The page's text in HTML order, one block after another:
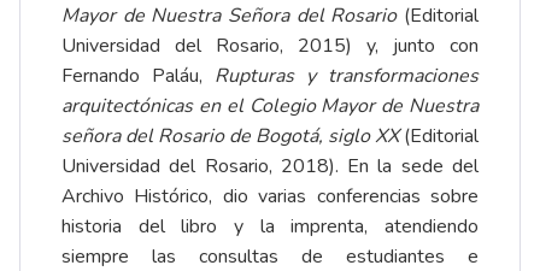
Mayor de Nuestra Señora del Rosario (Editorial
Universidad del Rosario, 2015) y, junto con
Fernando Paláu, Rupturas y transformaciones
arquitectónicas en el Colegio Mayor de Nuestra
señora del Rosario de Bogotá, siglo XX(Editorial
Universidad del Rosario, 2018). En la sede del
Archivo Histórico, dio varias conferencias sobre
historia del libro y la imprenta, atendiendo
siempre las consultas de estudiantes e